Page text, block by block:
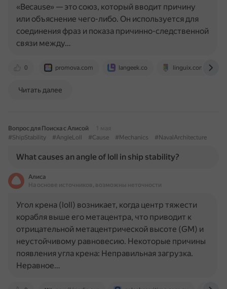
0 promova.com langeek.co linguix.com
«Because» — это союз, который вводит причину
или объяснение чего-либо. Он используется для
соединения фраз и показа причинно-следственной
связи между…
Читать далее
Вопрос для Поиска с Алисой
1 мая
#ShipStability
#AngleLoll #Cause #Mechanics #NavalArchitecture
What causes an angle of loll in ship stability?
Алиса
На основе источников, возможны неточности
Угол крена (loll) возникает, когда центр тяжести
корабля выше его метацентра, что приводит к
отрицательной метацентрической высоте (GM) и
неустойчивому равновесию. Некоторые причины
появления угла крена: Неправильная загрузка.
Неравное…